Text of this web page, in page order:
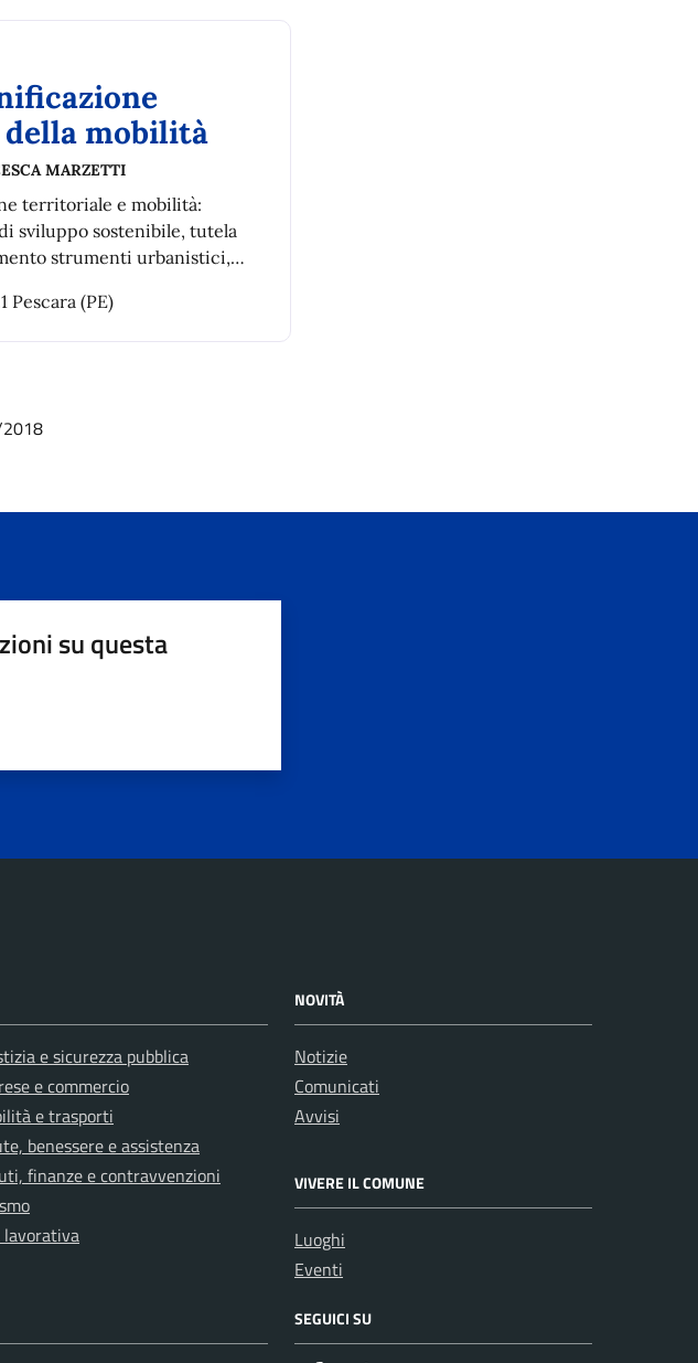
mobilità
MARZETTI
territoriale e mobilità:
sviluppo sostenibile, tutela
strumenti urbanistici,
speciali anche intercomunali.
Pescara (PE)
su questa
e sicurezza pubblica
e commercio
e trasporti
benessere e assistenza
finanze e contravvenzioni
NOVITÀ
Notizie
Comunicati
Avvisi
VIVERE IL COMUNE
Luoghi
Eventi
SEGUICI SU